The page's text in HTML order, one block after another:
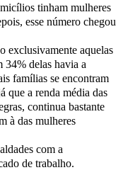
tinham mulheres
esse número chegou
exclusivamente aquelas
34% delas havia a
famílias se encontram
que a renda média das
continua bastante
à das mulheres
com a
de trabalho.